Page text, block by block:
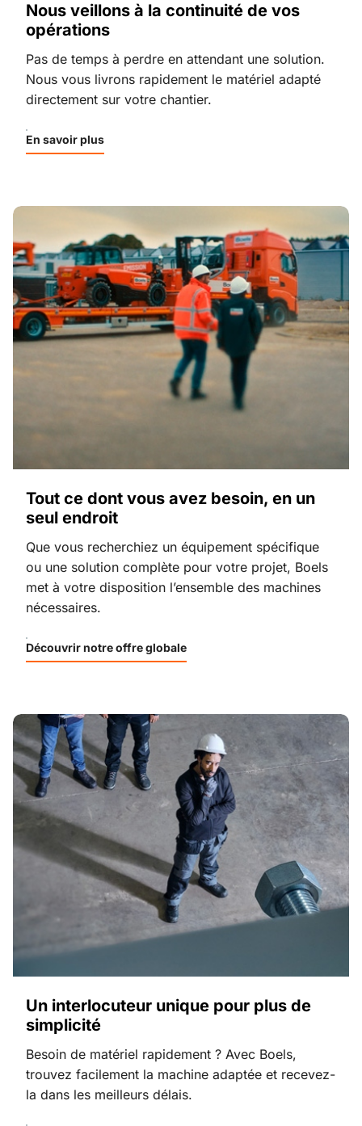
Nous veillons à la continuité de vos
opérations
Pas de temps à perdre en attendant une solution.
Nous vous livrons rapidement le matériel adapté
directement sur votre chantier.
En savoir plus
Tout ce dont vous avez besoin, en un
seul endroit
Que vous recherchiez un équipement spécifique
ou une solution complète pour votre projet, Boels
met à votre disposition l’ensemble des machines
nécessaires.
Découvrir notre offre globale
Un interlocuteur unique pour plus de
simplicité
Besoin de matériel rapidement ? Avec Boels,
trouvez facilement la machine adaptée et recevez-
la dans les meilleurs délais.